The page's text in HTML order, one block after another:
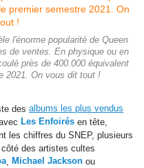
l'énorme popularité de Queen
de ventes. En physique ou en
près de 400.000 équivalent
2021. On vous dit tout !
des albums les plus vendus
Les Enfoirés en tête,
les chiffres du SNEP, plusieurs
des artistes cultes
, Michael Jackson ou